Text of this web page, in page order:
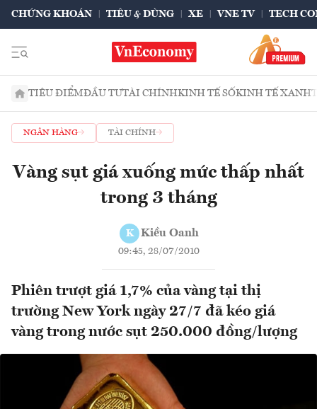
CHỨNG KHOÁN TIÊU & DÙNG XE VNE TV TECH
TIÊU ĐIỂMĐẦU TƯTÀI CHÍNHKINH TẾ SỐKINH TẾ XANH
NGÂN HÀNG TÀI CHÍNH
Vàng sụt giá xuống mức thấp nhất
trong 3 tháng
K Kiều Oanh
09:45, 28/07/2010
Phiên trượt giá 1,7% của vàng tại thị
trường New York ngày 27/7 đã kéo giá
vàng trong nước sụt 250.000 đồng/lượng